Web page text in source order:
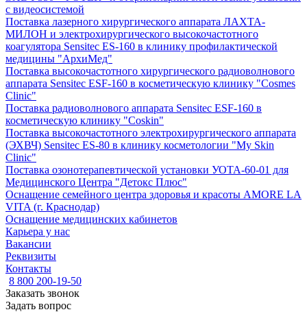
с видеосистемой
Поставка лазерного хирургического аппарата ЛАХТА-
МИЛОН и электрохирургического высокочастотного
коагулятора Sensitec ES-160 в клинику профилактической
медицины "АрхиМед"
Поставка высокочастотного хирургического радиоволнового
аппарата Sensitec ESF-160 в косметическую клинику "Cosmes
Clinic"
Поставка радиоволнового аппарата Sensitec ESF-160 в
косметическую клинику "Coskin"
Поставка высокочастотного электрохирургического аппарата
(ЭХВЧ) Sensitec ES-80 в клинику косметологии "My Skin
Clinic"
Поставка озонотерапевтической установки УОТА-60-01 для
Медицинского Центра "Детокс Плюс"
Оснащение семейного центра здоровья и красоты AMORE LA
VITA (г. Краснодар)
Оснащение медицинских кабинетов
Карьера у нас
Вакансии
Реквизиты
Контакты
8 800 200-19-50
Заказать звонок
Задать вопрос